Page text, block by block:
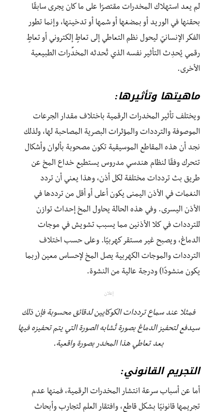
لم يعد استهلاك المخدرات مقتصرًا على ما كان يجرى سابقًا
بحقنها في الوريد أو بمضغها أو شمها أو تدخينها، وإنما تطور
الفكر الإنسانيّ ليحول نظم التعاطي إلى تعاطٍ إلكتروني أو تعاطٍ
رقمي يُحدِث التأثير نفسه الذي تُحدثه المخدِّرات الطبيعية
الأخرى.
ماهيتها وتأثيرها:
ويختلف تأثير المخدرات الرقمية باختلاف مقدار الجرعات
الموصوفة والترددات والمؤثرات البصرية المصاحبة لها، ولذلك
نجد أن هذه المقاطع الموسيقية تكون مصحوبة بألوان وأشكال
تتحرك وفقًا لنظام هندسي مدروس يستطيع خداع المخ عن
طريق بث ترددات مختلفة لكل أذن، وهذا يعني أن تردد
النغمات في الأذن اليمنى يكون أعلى أو أقل من ترددها في
الأذن اليسرى. وفي هذه الحالة يحاول المخ إحداث توازن
للترددات في كلا الأذنين مما يسبب تشويش في موجات
الدماغ، ويصبح غير مستقر كهربيًا. وعلى حسب اختلاف
الترددات والموجات الكهربية يصل المخ لإحساس معين (ربما
يكون منشودًا) ودرجة عالية من النشوة.
إعلان
فمثلا عند سماع ترددات الكوكايين لدقائق محسوبة فإن ذلك
سيدفع لتحفيز الدماغ بصورة تُشابه الصورة التي يتم تحفيزه فيها
بعد تعاطي هذا المخدر بصورة واقعية.
التجريم القانوني:
أما عن أسباب سرعة انتشار المخدرات الرقمية، فمنها عدم
تجريمها قانونيًا بشكل قاطع، وافتقار العلم لتجارب وأبحاث